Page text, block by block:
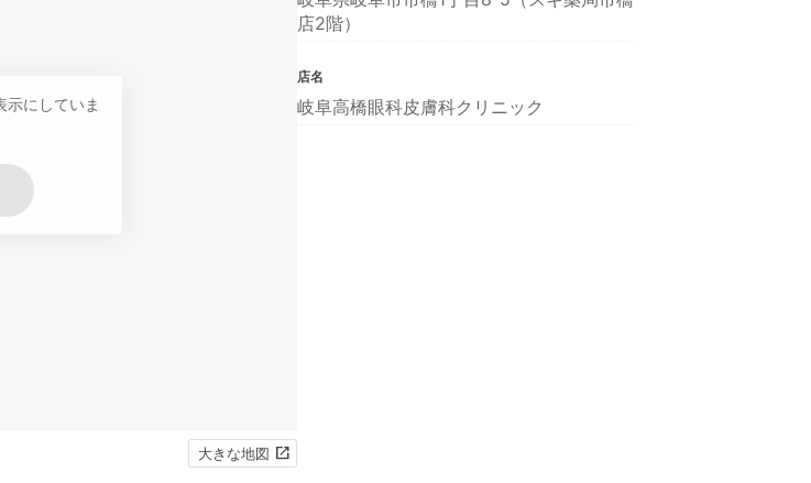
示にしていま
大きな地図
店2階）
店名
岐阜高橋眼科皮膚科クリニック